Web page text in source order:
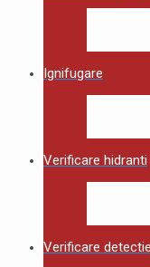
Ignifugare
Verificare hidranti
Verificare detectie